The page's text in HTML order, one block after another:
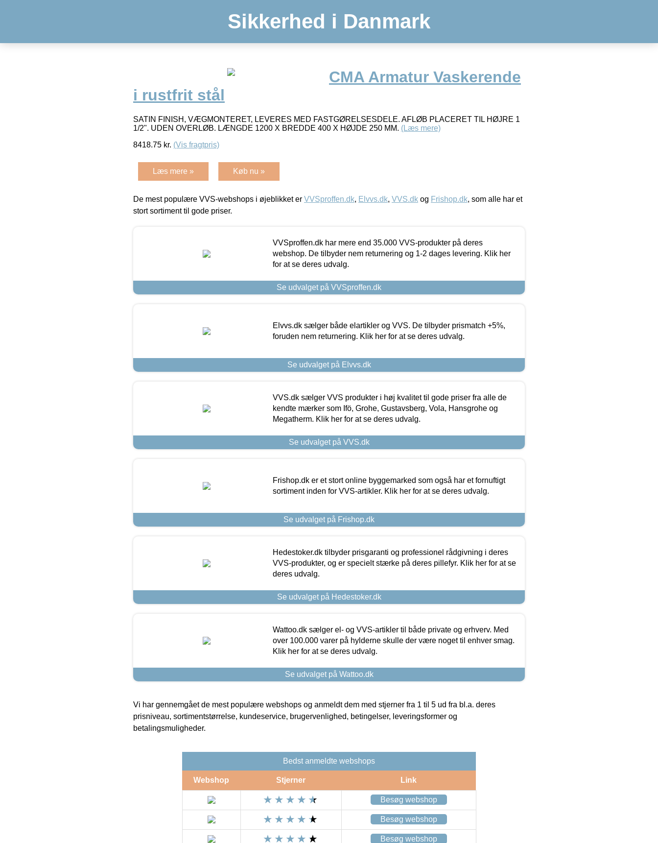
Sikkerhed i Danmark
CMA Armatur Vaskerende
i rustfrit stål
SATIN FINISH, VÆGMONTERET, LEVERES MED FASTGØRELSESDELE. AFLØB PLACERET TIL HØJRE 1
1/2". UDEN OVERLØB. LÆNGDE 1200 X BREDDE 400 X HØJDE 250 MM. (Læs mere)
8418.75 kr. (Vis fragtpris)
Læs mere » Køb nu »
De mest populære VVS-webshops i øjeblikket er VVSproffen.dk, Elvvs.dk, VVS.dk og Frishop.dk, som alle har et
stort sortiment til gode priser.
VVSproffen.dk har mere end 35.000 VVS-produkter på deres
webshop. De tilbyder nem returnering og 1-2 dages levering. Klik her
for at se deres udvalg.
Se udvalget på VVSproffen.dk
Elvvs.dk sælger både elartikler og VVS. De tilbyder prismatch +5%,
foruden nem returnering. Klik her for at se deres udvalg.
Se udvalget på Elvvs.dk
VVS.dk sælger VVS produkter i høj kvalitet til gode priser fra alle de
kendte mærker som Ifö, Grohe, Gustavsberg, Vola, Hansgrohe og
Megatherm. Klik her for at se deres udvalg.
Se udvalget på VVS.dk
Frishop.dk er et stort online byggemarked som også har et fornuftigt
sortiment inden for VVS-artikler. Klik her for at se deres udvalg.
Se udvalget på Frishop.dk
Hedestoker.dk tilbyder prisgaranti og professionel rådgivning i deres
VVS-produkter, og er specielt stærke på deres pillefyr. Klik her for at se
deres udvalg.
Se udvalget på Hedestoker.dk
Wattoo.dk sælger el- og VVS-artikler til både private og erhverv. Med
over 100.000 varer på hylderne skulle der være noget til enhver smag.
Klik her for at se deres udvalg.
Se udvalget på Wattoo.dk
Vi har gennemgået de mest populære webshops og anmeldt dem med stjerner fra 1 til 5 ud fra bl.a. deres
prisniveau, sortimentstørrelse, kundeservice, brugervenlighed, betingelser, leveringsformer og
betalingsmuligheder.
Bedst anmeldte webshops
Webshop Stjerner Link
Besøg webshop
Besøg webshop
Besøg webshop